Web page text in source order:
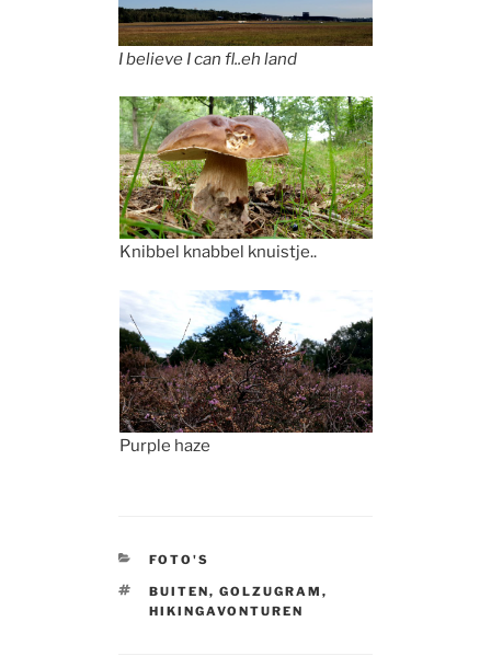
I believe I can fl..eh land
Knibbel knabbel knuistje..
Purple haze
CATEGORIES
FOTO'S
TAGS
BUITEN, GOLZUGRAM ,
HIKINGAVONTUREN